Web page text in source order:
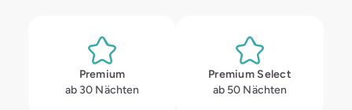
Premium
ab 30 Nächten
Premium Select
ab 50 Nächten